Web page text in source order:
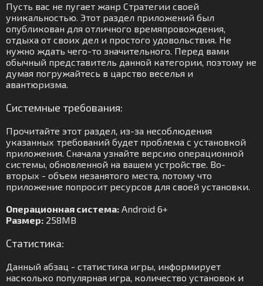
Пусть вас не пугает жанр Стратегии своей
уникальностью. Этот раздел приложений был
опубликован для отличного времяпровождения,
отдыха от своих дел и простого удовольствия. Не
нужно ждать чего-то значительного. Перед вами
обычный представитель данной категории, поэтому не
думая погружайтесь в царство веселья и
авантюризма.
Системные требования:
Прочитайте этот раздел, из-за несоблюдения
указанных требований будет проблема с установкой
приложения. Сначала узнайте версию операционной
системы, обновленной на вашем устройстве. Во-
вторых - объем незанятого места, потому что
приложение попросит ресурсов для своей установки.
Операционная система: Android 6+
Размер: 258MB
Статистика:
Данный абзац - статистика игры, информирует
насколько популярная игра, количество установок и